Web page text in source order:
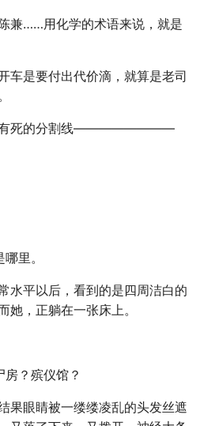
兼……用化学的术语来说，就是
车是要付出代价滴，就算是老司
死的分割线————————
里。
水平以后，看到的是四周洁白的
她，正躺在一张床上。
？殡仪馆？
果眼睛被一缕缕凌乱的头发丝遮